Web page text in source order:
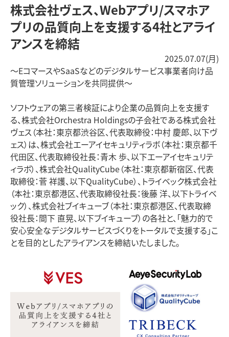
株式会社ヴェス、Webアプリ/スマホア
プリの品質向上を支援する4社とアライ
アンスを締結
2025.07.07(月)
〜EコマースやSaaSなどのデジタルサービス事業者向け品
質管理ソリューションを共同提供〜
ソフトウェアの第三者検証により企業の品質向上を支援す
る、株式会社Orchestra Holdingsの子会社である株式会社
ヴェス（本社：東京都渋谷区、代表取締役：中村 慶郎、以下ヴ
ェス）は、株式会社エーアイセキュリティラボ（本社：東京都千
代田区、代表取締役社長：青木 歩、以下エーアイセキュリテ
ィラボ） 、株式会社QualityCube（本社：東京都新宿区、代表
取締役：菅 祥護、以下QualityCube） 、 トライベック株式会社
（本社：東京都港区、代表取締役社長：後藤 洋、以下トライベ
ック） 、株式会社ブイキューブ（本社：東京都港区、代表取締
役社長：間下 直晃、以下ブイキューブ） の各社と、 「魅力的で
安心安全なデジタルサービスづくりをトータルで支援する 」こ
とを目的としたアライアンスを締結いたしました。